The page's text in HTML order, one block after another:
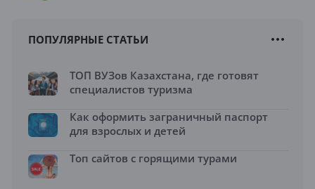
ПОПУЛЯРНЫЕ СТАТЬИ
ТОП ВУЗов Казахстана, где готовят
специалистов туризма
Как оформить заграничный паспорт
для взрослых и детей
Топ сайтов с горящими турами